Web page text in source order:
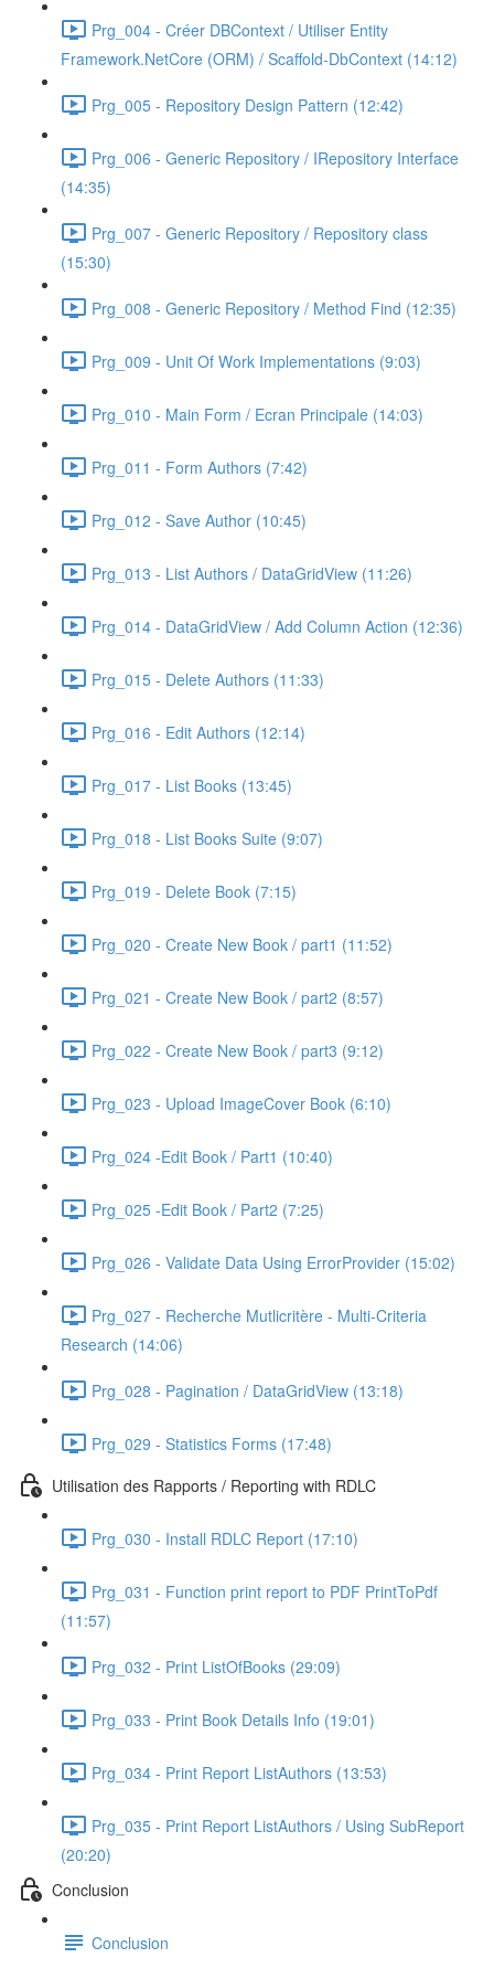
Prg_004 - Créer DBContext / Utiliser Entity
Framework.NetCore (ORM) / Scaffold-DbContext (14:12)
Prg_005 - Repository Design Pattern (12:42)
Prg_006 - Generic Repository / IRepository Interface
(14:35)
Prg_007 - Generic Repository / Repository class
(15:30)
Prg_008 - Generic Repository / Method Find (12:35)
Prg_009 - Unit Of Work Implementations (9:03)
Prg_010 - Main Form / Ecran Principale (14:03)
Prg_011 - Form Authors (7:42)
Prg_012 - Save Author (10:45)
Prg_013 - List Authors / DataGridView (11:26)
Prg_014 - DataGridView / Add Column Action (12:36)
Prg_015 - Delete Authors (11:33)
Prg_016 - Edit Authors (12:14)
Prg_017 - List Books (13:45)
Prg_018 - List Books Suite (9:07)
Prg_019 - Delete Book (7:15)
Prg_020 - Create New Book / part1 (11:52)
Prg_021 - Create New Book / part2 (8:57)
Prg_022 - Create New Book / part3 (9:12)
Prg_023 - Upload ImageCover Book (6:10)
Prg_024 -Edit Book / Part1 (10:40)
Prg_025 -Edit Book / Part2 (7:25)
Prg_026 - Validate Data Using ErrorProvider (15:02)
Prg_027 - Recherche Mutlicritère - Multi-Criteria
Research (14:06)
Prg_028 - Pagination / DataGridView (13:18)
Prg_029 - Statistics Forms (17:48)
Utilisation des Rapports / Reporting with RDLC
Prg_030 - Install RDLC Report (17:10)
Prg_031 - Function print report to PDF PrintToPdf
(11:57)
Prg_032 - Print ListOfBooks (29:09)
Prg_033 - Print Book Details Info (19:01)
Prg_034 - Print Report ListAuthors (13:53)
Prg_035 - Print Report ListAuthors / Using SubReport
(20:20)
Conclusion
Conclusion